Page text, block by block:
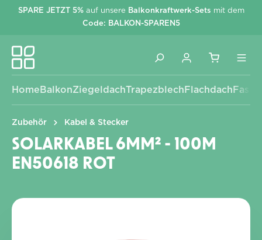
springen
SPARE JETZT 5%auf unsere Balkonkraftwerk-Sets mit dem
Code: BALKON-SPAREN5
Home BalkonZiegeldachTrapezblech Flachdach
Zubehör Kabel & Stecker
SOLARKABEL 6MM² - 100M
EN50618 ROT